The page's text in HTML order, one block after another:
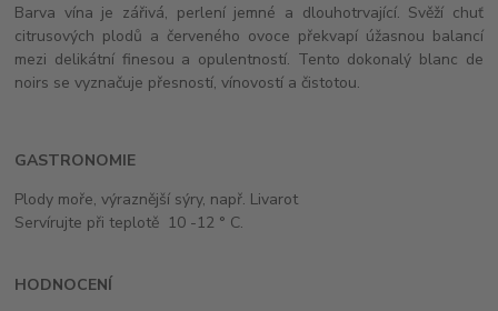
Barva vína je zářivá, perlení jemné a dlouhotrvající. Svěží chuť
citrusových plodů a červeného ovoce překvapí úžasnou balancí
mezi delikátní finesou a opulentností. Tento dokonalý blanc de
noirs se vyznačuje přesností, vínovostí a čistotou.
GASTRONOMIE
Plody moře, výraznější sýry, např. Livarot
Servírujte při teplotě 10 -12 ° C.
HODNOCENÍ